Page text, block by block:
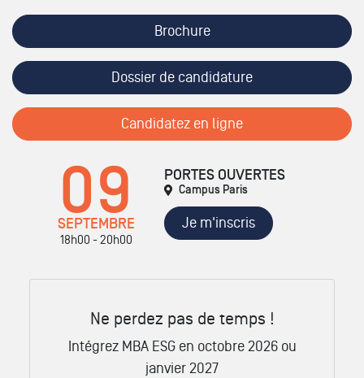
Brochure
Dossier de candidature
Candidatez en ligne
09
SEPTEMBRE
18h00 - 20h00
PORTES OUVERTES
Campus Paris
Je m'inscris
Ne perdez pas de temps !
Intégrez MBA ESG en octobre 2026 ou
janvier 2027